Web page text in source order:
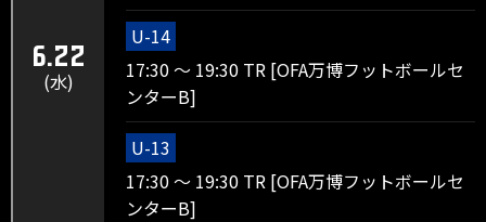
6.22
(水)
U-14
17:30 ～ 19:30 TR [OFA万博フットボールセ
ンターB]
U-13
17:30 ～ 19:30 TR [OFA万博フットボールセ
ンターB]